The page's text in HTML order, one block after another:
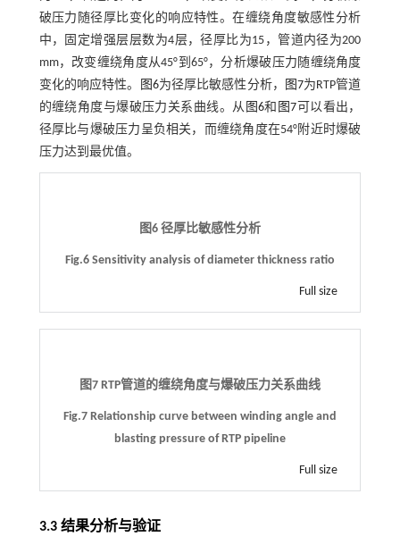
破压力随径厚比变化的响应特性。在缠绕角度敏感性分析
中，固定增强层层数为4层，径厚比为15，管道内径为200
mm，改变缠绕角度从45°到65°，分析爆破压力随缠绕角度
变化的响应特性。
图6为径厚比敏感性分析， 图7为RTP管道
的缠绕角度与爆破压力关系曲线。从 图6和 图7 可以看出，
径厚比与爆破压力呈负相关，而缠绕角度在54°附近时爆破
压力达到最优值。
图6 径厚比敏感性分析
Fig.6 Sensitivity analysis of diameter thickness ratio
Full size
图7 RTP管道的缠绕角度与爆破压力关系曲线
Fig.7 Relationship curve between winding angle and
blasting pressure of RTP pipeline
Full size
3.3 结果分析与验证